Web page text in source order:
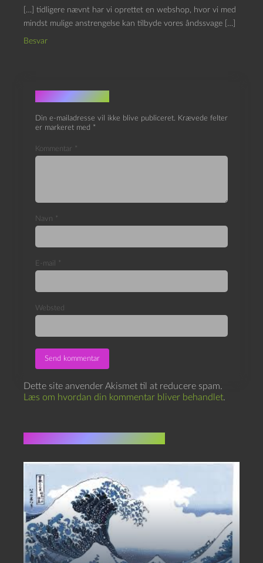
[…] tidligere nævnt har vi oprettet en webshop, hvor vi med
mindst mulige anstrengelse kan tilbyde vores åndssvage […]
Besvar
Skriv et svar
Din e-mailadresse vil ikke blive publiceret.
Krævede felter
er markeret med *
Kommentar *
Navn *
E-mail *
Websted
Dette site anvender Akismet til at reducere spam.
Læs om hvordan din kommentar bliver behandlet.